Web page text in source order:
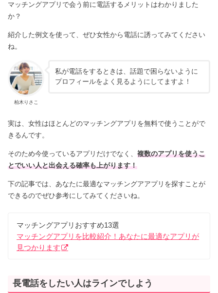
マッチングアプリで会う前に電話するメリットはわかりました
か？
紹介した例文を使って、ぜひ女性から電話に誘ってみてください
ね。
柏木りさこ
私が電話をするときは、話題で困らないように
プロフィールをよく見るようにしてますよ！
実は、女性はほとんどのマッチングアプリを無料で使うことがで
きるんです。
そのため今使っているアプリだけでなく、複数のアプリを使うこ
とでいい人と出会える確率も上がります！
下の記事では、あなたに最適なマッチングアアプリを探すことが
できるのでぜひ参考にしてみてくださいね。
マッチングアプリおすすめ13選
マッチングアプリを比較紹介！あなたに最適なアプリが
見つかります
長電話をしたい人はラインでしよう